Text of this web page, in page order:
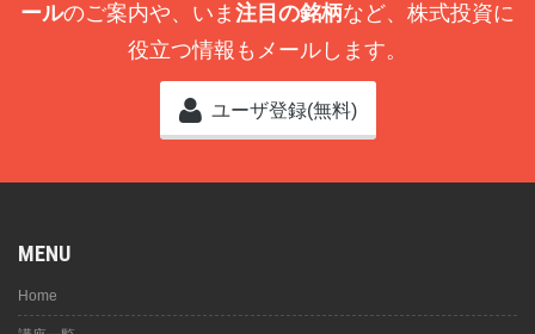
ールのご案内や、いま 注目の銘柄など、株式投資に
役立つ情報もメールします。
ユーザ登録(無料)
MENU
Home